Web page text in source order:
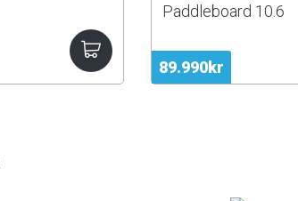
89.990kr
Paddleboard 10.6